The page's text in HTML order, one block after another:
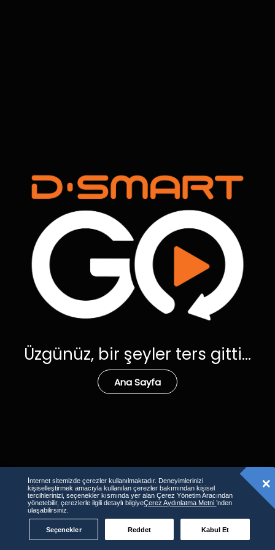
Üzgünüz, bir şeyler ters gitti...
Ana Sayfa
İnternet sitemizde çerezler kullanılmaktadır. Deneyimlerinizi
kişiselleştirmek amacıyla kullanılan çerezler bakımından kişisel
tercihlerinizi, seçenekler kısmında yer alan Çerez Yönetim Aracından
yönetebilir, çerezlerle ilgili detaylı bilgiyeÇerez Aydınlatma Metni’nden
ulaşabilirsiniz.
Seçenekler Reddet Kabul Et